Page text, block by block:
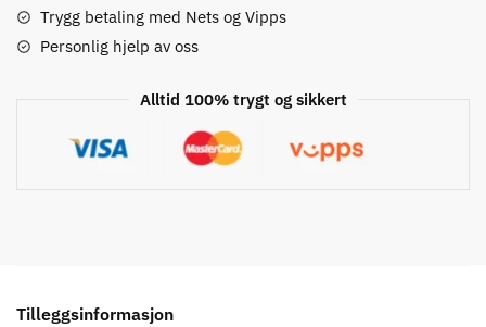
Trygg betaling med Nets og Vipps
Personlig hjelp av oss
Alltid 100% trygt og sikkert
Tilleggsinformasjon